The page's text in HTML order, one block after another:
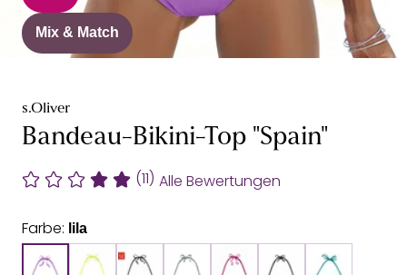
Mix & Match
s.Oliver
Bandeau-Bikini-Top "Spain"
(11) Alle Bewertungen
Farbe: lila